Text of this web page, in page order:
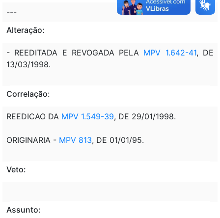
---
Alteração:
- REEDITADA E REVOGADA PELA MPV 1.642-41, DE
13/03/1998.
Correlação:
REEDICAO DA MPV 1.549-39, DE 29/01/1998.
ORIGINARIA - MPV 813, DE 01/01/95.
Veto:
Assunto: